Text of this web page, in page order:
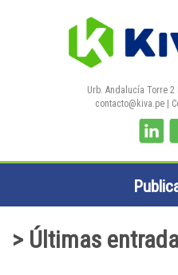
Pasar al contenido principal
Urb. Andalucía Torre 2
contacto@kiva.pe|
> Últimas